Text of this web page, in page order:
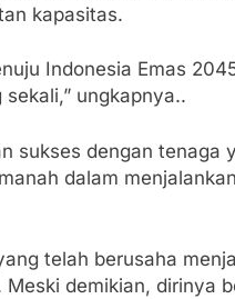
kapasitas.
Indonesia Emas
ungkapnya..
sukses dengan tenaga
dalam
telah berusaha
demikian, dirinya